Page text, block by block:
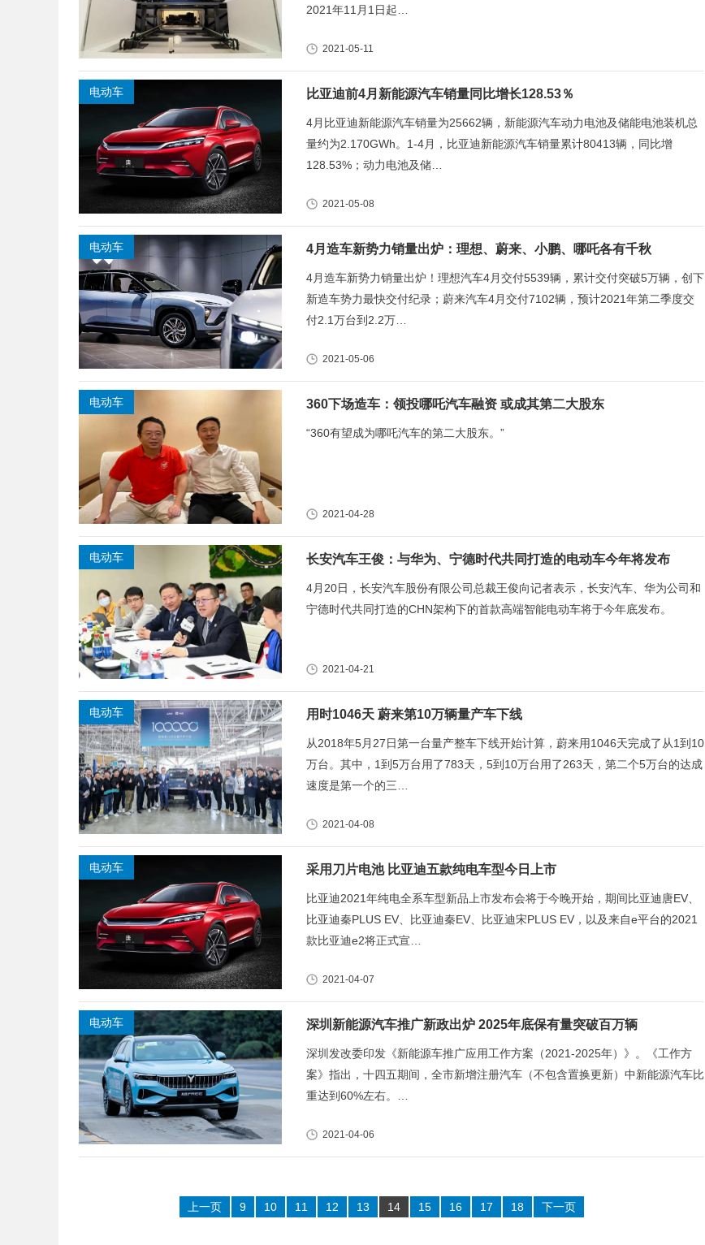
2021年11月1日起…
2021-05-11
电动车 比亚迪前4月新能源汽车销量同比增长128.53％
4月比亚迪新能源汽车销量为25662辆，新能源汽车动力电池及储能电池装机总
量约为2.170GWh。1-4月，比亚迪新能源汽车销量累计80413辆，同比增
128.53%；动力电池及储…
2021-05-08
电动车 4月造车新势力销量出炉：理想、蔚来、小鹏、哪吒各有千秋
4月造车新势力销量出炉！理想汽车4月交付5539辆，累计交付突破5万辆，创下
新造车势力最快交付纪录；蔚来汽车4月交付7102辆，预计2021年第二季度交
付2.1万台到2.2万…
2021-05-06
电动车 360下场造车：领投哪吒汽车融资 或成其第二大股东
“360有望成为哪吒汽车的第二大股东。”
2021-04-28
电动车 长安汽车王俊：与华为、宁德时代共同打造的电动车今年将发布
4月20日，长安汽车股份有限公司总裁王俊向记者表示，长安汽车、华为公司和
宁德时代共同打造的CHN架构下的首款高端智能电动车将于今年底发布。
2021-04-21
电动车 用时1046天 蔚来第10万辆量产车下线
从2018年5月27日第一台量产整车下线开始计算，蔚来用1046天完成了从1到10
万台。其中，1到5万台用了783天，5到10万台用了263天，第二个5万台的达成
速度是第一个的三…
2021-04-08
电动车 采用刀片电池 比亚迪五款纯电车型今日上市
比亚迪2021年纯电全系车型新品上市发布会将于今晚开始，期间比亚迪唐EV、
比亚迪秦PLUS EV、比亚迪秦EV、比亚迪宋PLUS EV，以及来自e平台的2021
款比亚迪e2将正式宣…
2021-04-07
电动车 深圳新能源汽车推广新政出炉 2025年底保有量突破百万辆
深圳发改委印发《新能源车推广应用工作方案（2021-2025年）》。《工作方
案》指出，十四五期间，全市新增注册汽车（不包含置换更新）中新能源汽车比
重达到60%左右。…
2021-04-06
上一页 9 10 11 12 13 14 15 16 17 18 下一页